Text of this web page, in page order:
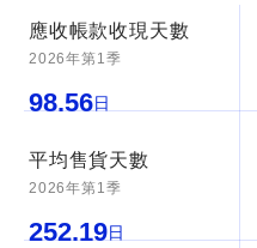
應收帳款收現天數
2026年第1季
98.56日
平均售貨天數
2026年第1季
252.19日